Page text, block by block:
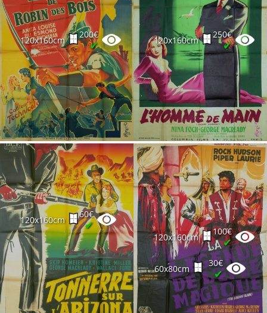
120x160cm
200€
✔ 120x160cm
250€
✔
120x160cm
60€
✔
120x160cm
100€
✔
60x80cm
30€
✔